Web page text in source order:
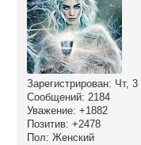
Зарегистрирован: Чт, 3
Сообщений: 2184
Уважение: +1882
Позитив: +2478
Пол: Женский